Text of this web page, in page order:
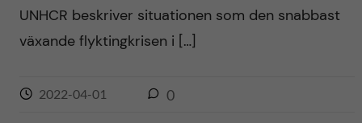
UNHCR beskriver situationen som den snabbast
växande flyktingkrisen i […]
2022-04-01 0